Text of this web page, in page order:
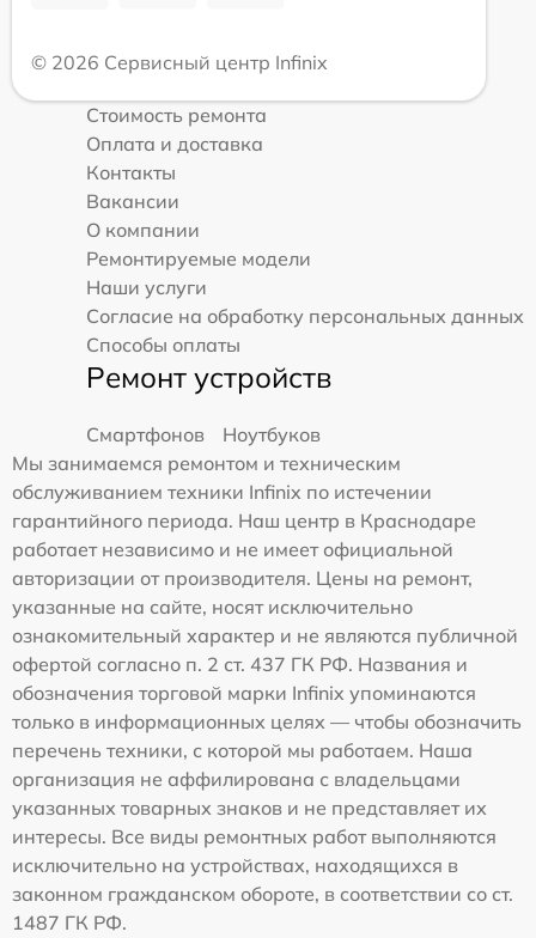
© 2026 Сервисный центр Infinix
Стоимость ремонта
Оплата и доставка
Контакты
Вакансии
О компании
Ремонтируемые модели
Наши услуги
Согласие на обработку персональных данных
Способы оплаты
Ремонт устройств
Смартфонов
Ноутбуков
Мы занимаемся ремонтом и техническим
обслуживанием техники Infinix по истечении
гарантийного периода. Наш центр в Краснодаре
работает независимо и не имеет официальной
авторизации от производителя. Цены на ремонт,
указанные на сайте, носят исключительно
ознакомительный характер и не являются публичной
офертой согласно п. 2 ст. 437 ГК РФ. Названия и
обозначения торговой марки Infinix упоминаются
только в информационных целях — чтобы обозначить
перечень техники, с которой мы работаем. Наша
организация не аффилирована с владельцами
указанных товарных знаков и не представляет их
интересы. Все виды ремонтных работ выполняются
исключительно на устройствах, находящихся в
законном гражданском обороте, в соответствии со ст.
1487 ГК РФ.